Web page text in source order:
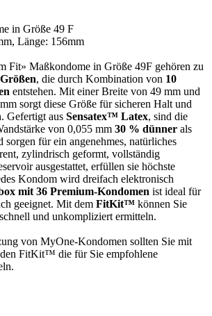
in Größe 49 F
Länge: 156mm
Fit» Maßkondome in Größe 49F gehören zu
, die durch Kombination von 10
entstehen. Mit einer Breite von 49 mm und
sorgt diese Größe für sicheren Halt und
Gefertigt aus Sensatex™ Latex, sind die
von 0,055 mm 30 % dünner als
sorgen für ein angenehmes, natürliches
zylindrisch geformt, vollständig
ausgestattet, erfüllen sie höchste
Kondom wird dreifach elektronisch
mit 36 Premium-Kondomen ist ideal für
geeignet. Mit dem FitKit™ können Sie
und unkompliziert ermitteln.
von MyOne-Kondomen sollten Sie mit
FitKit™ die für Sie empfohlene